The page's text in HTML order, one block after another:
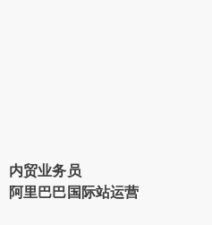
内贸业务员
阿里巴巴国际站运营